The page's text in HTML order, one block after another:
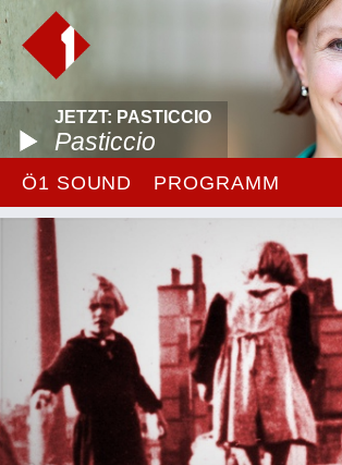
JETZT: PASTICCIO
Pasticcio
Ö1 SOUND PROGRAMM